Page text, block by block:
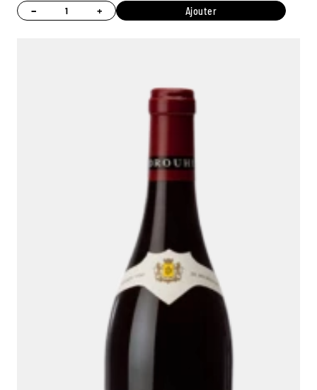
− + Ajouter